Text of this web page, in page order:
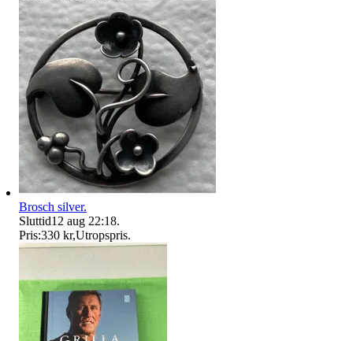
Brosch silver.
Sluttid12 aug 22:18.
Pris:330 kr,Utropspris.